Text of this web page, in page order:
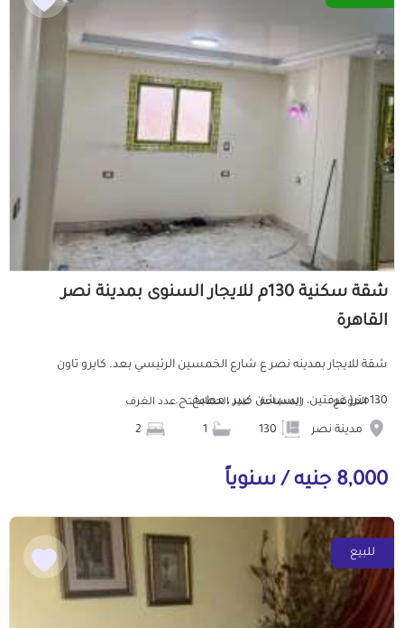
شقة سكنية 130م للايجار السنوى بمدينة نصر
القاهرة
شقة للايجار بمدينه نصر ع شارع الخمسين الرئيسي بعد. كايرو تاون
130متر( غرفتين، ريسبشن كبير ، مطبخ، ح... الموقع
مدينة نصر
المساحة عدد الحمامات عدد الغرف
8,000 جنيه / سنوياً
للبيع